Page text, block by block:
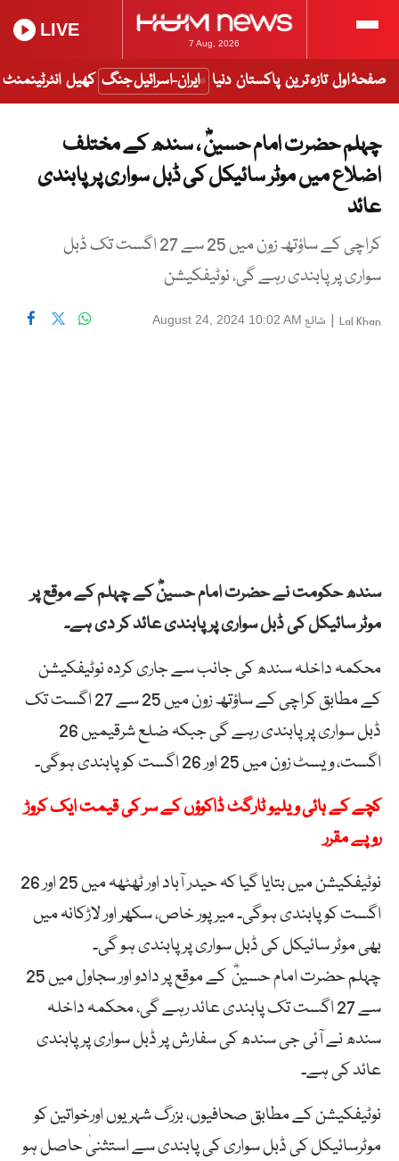
7 Aug, 2026
LIVE
صفحۂ اول تازہ ترین پاکستان دنیا ایران-اسرائیل جنگ کھیل انٹرٹینمنٹ
چہلم حضرت امام حسینؓ ، سندھ کے مختلف
اضلاع میں موٹر سائیکل کی ڈبل سواری پر پابندی
عائد
کراچی کے ساؤتھ زون میں 25 سے 27 اگست تک ڈبل
سواری پر پابندی رہے گی، نوٹیفکیشن
Lal Khan
| شائع August 24, 2024 10:02 AM
سندھ حکومت نے حضرت امام حسینؓ کے چہلم کے موقع پر
موٹر سائیکل کی ڈبل سواری پر پابندی عائد کر دی ہے۔
محکمہ داخلہ سندھ کی جانب سے جاری کردہ نوٹیفکیشن
کے مطابق کراچی کے ساؤتھ زون میں 25 سے 27 اگست تک
ڈبل سواری پر پابندی رہے گی جبکہ ضلع شرقیمیں 26
اگست، ویسٹ زون میں 25 اور 26 اگست کو پابندی ہوگی۔
کچے کے ہائی ویلیو ٹارگٹ ڈاکوؤں کے سر کی قیمت ایک کروڑ
روپے مقرر
نوٹیفکیشن میں بتایا گیا کہ حیدر آباد اور ٹھٹھہ میں 25 اور 26
اگست کو پابندی ہوگی۔ میرپور خاص، سکھر اور لاڑکانہ میں
بھی موٹر سائیکل کی ڈبل سواری پر پابندی ہو گی۔
چہلم حضرت امام حسینؓ کے موقع پر دادو اور سجاول میں 25
سے 27 اگست تک پابندی عائد رہے گی، محکمہ داخلہ
سندھ نے آئی جی سندھ کی سفارش پر ڈبل سواری پر پابندی
عائد کی ہے۔
نوٹیفکیشن کے مطابق صحافیوں، بزرگ شہریوں اورخواتین کو
موٹرسائیکل کی ڈبل سواری کی پابندی سے استثنیٰ حاصل ہو